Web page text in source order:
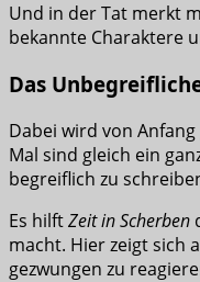
Und in der Tat merkt
bekannte Charaktere
Das
Dabei wird von
Mal sind gleich ein
begreiflich zu
Es hilftZeit in Scherben
macht. Hier zeigt sich
gezwungen zu